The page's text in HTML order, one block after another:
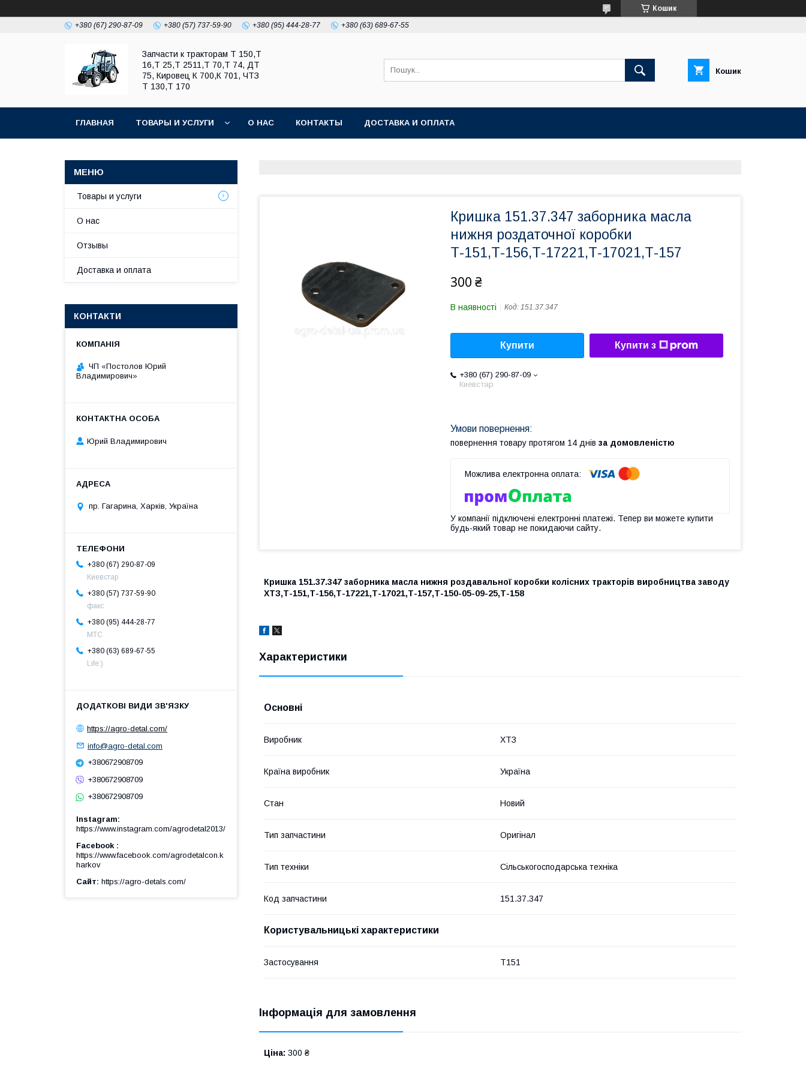
Кошик
+380 (67) 290-87-09 +380 (57) 737-59-90 +380 (95) 444-28-77 +380 (63) 689-67-55
Запчасти к тракторам Т 150,Т
16,Т 25,Т 2511,Т 70,Т 74, ДТ
75, Кировец К 700,К 701, ЧТЗ
Т 130,Т 170
Кошик
ГЛАВНАЯ ТОВАРЫ И УСЛУГИ О НАС КОНТАКТЫ ДОСТАВКА И ОПЛАТА
Кришка 151.37.347 заборника масла
нижня роздаточної коробки
Т-151,Т-156,Т-17221,Т-17021,Т-157
300 ₴
В наявності Код: 151.37.347
Купити Купити з
+380 (67) 290-87-09
Киевстар
повернення товару протягом 14 днів за домовленістю
У компанії підключені електронні платежі. Тепер ви можете купити
будь-який товар не покидаючи сайту.
Кришка 151.37.347 заборника масла нижня роздавальної коробки колісних тракторів виробництва заводу
ХТЗ,Т-151,Т-156,Т-17221,Т-17021,Т-157,Т-150-05-09-25,Т-158
Характеристики
Основні
Виробник ХТЗ
Країна виробник Україна
Стан Новий
Тип запчастини Оригінал
Тип техніки Сільськогосподарська техніка
Код запчастини 151.37.347
Користувальницькі характеристики
Застосування Т151
Інформація для замовлення
Ціна: 300 ₴
Товары и услуги
О нас
Отзывы
Доставка и оплата
КОНТАКТИ
ЧП «Постолов Юрий
Владимирович»
Юрий Владимирович
пр. Гагарина, Харків, Україна
+380 (67) 290-87-09
Киевстар
+380 (57) 737-59-90
факс
+380 (95) 444-28-77
МТС
+380 (63) 689-67-55
Life:)
https://agro-detal.com/
info@agro-detal.com
+380672908709
+380672908709
+380672908709
Instagram
https://www.instagram.com/agrodetal2013/
Facebook
https://www.facebook.com/agrodetalcon.k
harkov
Сайт https://agro-detals.com/